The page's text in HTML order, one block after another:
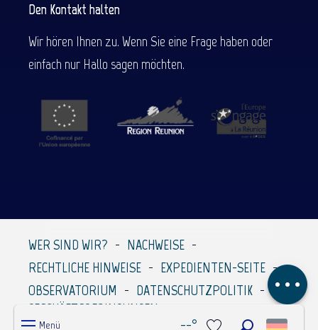
Menü --°
Kommentare
Den Kontakt halten
Wir hören Ihnen zu. Wenn Sie eine Frage haben oder
einfach nur Hallo sagen möchten.
WER SIND WIR?
NACHWEISE
RECHTLICHE HINWEISE
EXPEDIENTEN-SEITE
OBSERVATORIUM
DATENSCHUTZPOLITIK
GESCHÄFTSBEDINGUNGEN